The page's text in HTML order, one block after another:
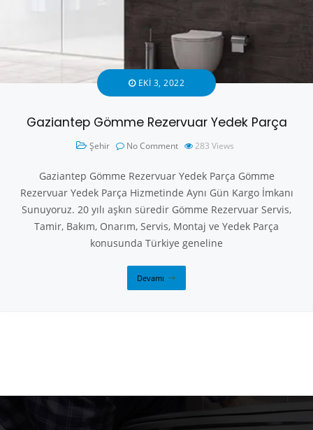
EKI 3, 2022
Gaziantep Gömme Rezervuar Yedek Parça
Şehir No Comment 283 Views
Gaziantep Gömme Rezervuar Yedek Parça Gömme
Rezervuar Yedek Parça Hizmetinde Aynı Gün Kargo İmkanı
Sunuyoruz. 20 yılı aşkın süredir Gömme Rezervuar Servis,
Tamir, Bakım, Onarım, Servis, Montaj ve Yedek Parça
konusunda Türkiye geneline
Devamı